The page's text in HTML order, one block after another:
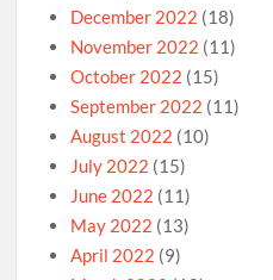
December 2022 (18)
November 2022 (11)
October 2022 (15)
September 2022 (11)
August 2022 (10)
July 2022 (15)
June 2022 (11)
May 2022 (13)
April 2022 (9)